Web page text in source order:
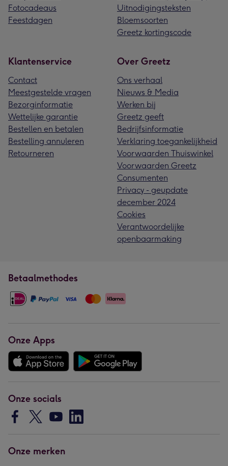
Fotocadeaus
Feestdagen
Uitnodigingsteksten
Bloemsoorten
Greetz kortingscode
Klantenservice
Contact
Meestgestelde vragen
Bezorginformatie
Wettelijke garantie
Bestellen en betalen
Bestelling annuleren
Retourneren
Over Greetz
Ons verhaal
Nieuws & Media
Werken bij
Greetz geeft
Bedrijfsinformatie
Verklaring toegankelijkheid
Voorwaarden Thuiswinkel
Voorwaarden Greetz
Consumenten
Privacy - geupdate
december 2024
Cookies
Verantwoordelijke
openbaarmaking
Betaalmethodes
Onze Apps
Onze socials
Onze merken